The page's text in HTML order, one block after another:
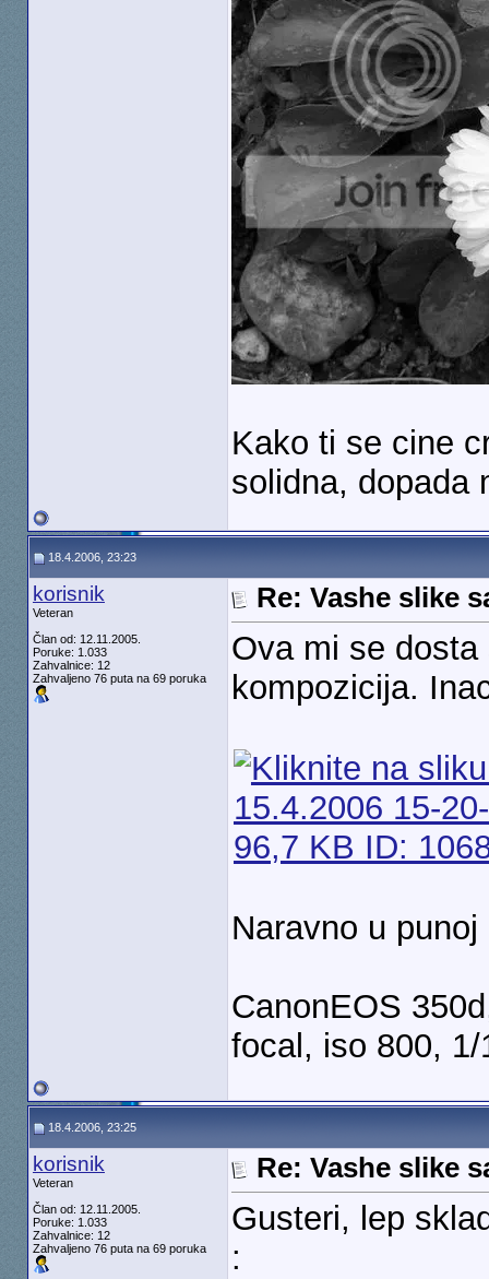
Kako ti se cine
solidna, dopada
18.4.2006, 23:23
korisnik
Veteran
Član od: 12.11.2005.
Poruke: 1.033
Zahvalnice: 12
Zahvaljeno 76 puta na 69 poruka
Re: Vashe slike
Ova mi se
kompozicija.
Naravno u
CanonEOS
focal, iso 800,
18.4.2006, 23:25
korisnik
Veteran
Član od: 12.11.2005.
Poruke: 1.033
Zahvalnice: 12
Zahvaljeno 76 puta na 69 poruka
Re: Vashe slike
Gusteri, lep
: